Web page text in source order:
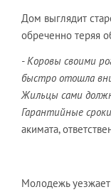
Дом выглядит
обреченно теряя
- Коровы своими
быстро отошла
Жильцы сами
Гарантийные
акимата,
Молодежь уезжает